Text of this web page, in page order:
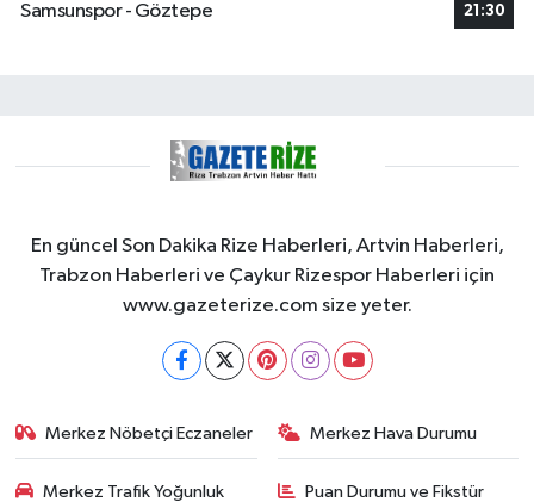
Samsunspor - Göztepe
21:30
En güncel Son Dakika Rize Haberleri, Artvin Haberleri,
Trabzon Haberleri ve Çaykur Rizespor Haberleri için
www.gazeterize.com size yeter.
Merkez Nöbetçi Eczaneler Merkez Hava Durumu
Merkez Trafik Yoğunluk
Puan Durumu ve Fikstür